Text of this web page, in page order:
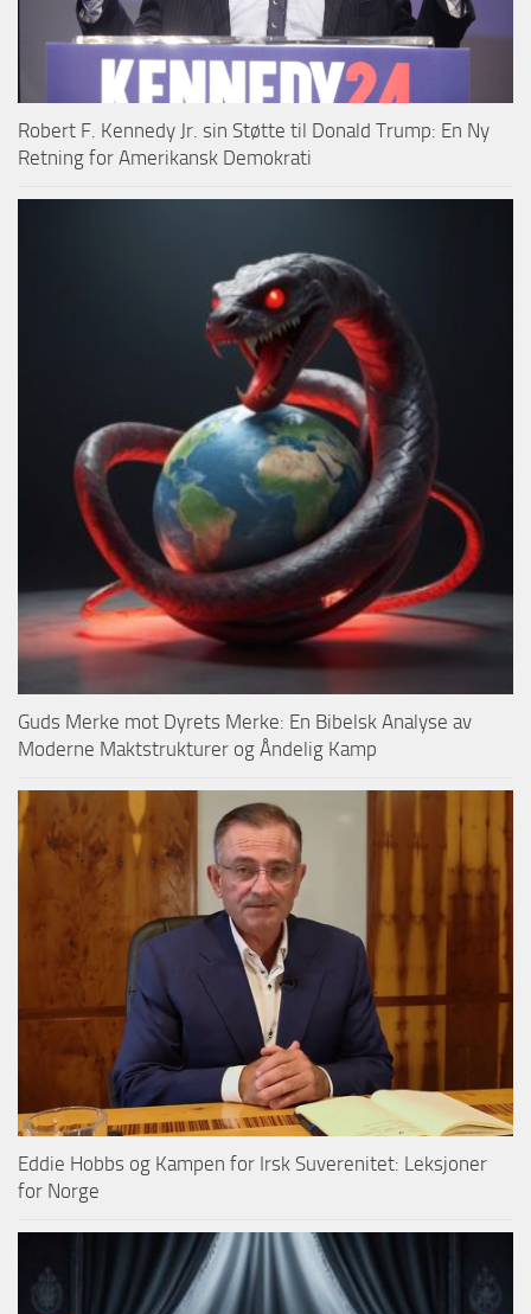
Robert F. Kennedy Jr. sin Støtte til Donald Trump: En Ny
Retning for Amerikansk Demokrati
Guds Merke mot Dyrets Merke: En Bibelsk Analyse av
Moderne Maktstrukturer og Åndelig Kamp
Eddie Hobbs og Kampen for Irsk Suverenitet: Leksjoner
for Norge